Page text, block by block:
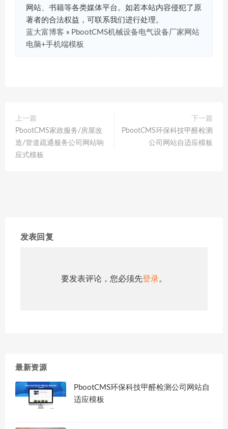
网站、书籍等各类媒体平台。如若本站内容侵犯了原
著者的合法权益，可联系我们进行处理。
蓝大富博客 » PbootCMS机械设备电气设备厂家网站
电脑+手机端模板
上一篇
PbootCMS家政服务/房屋改
造/管道疏通服务公司网站响
应式模板
下一篇
PbootCMS环保科技甲醛检测
公司网站自适应模板
发表回复
要发表评论，您必须先登录。
最新资源
PbootCMS环保科技甲醛检测公司网站自
适应模板